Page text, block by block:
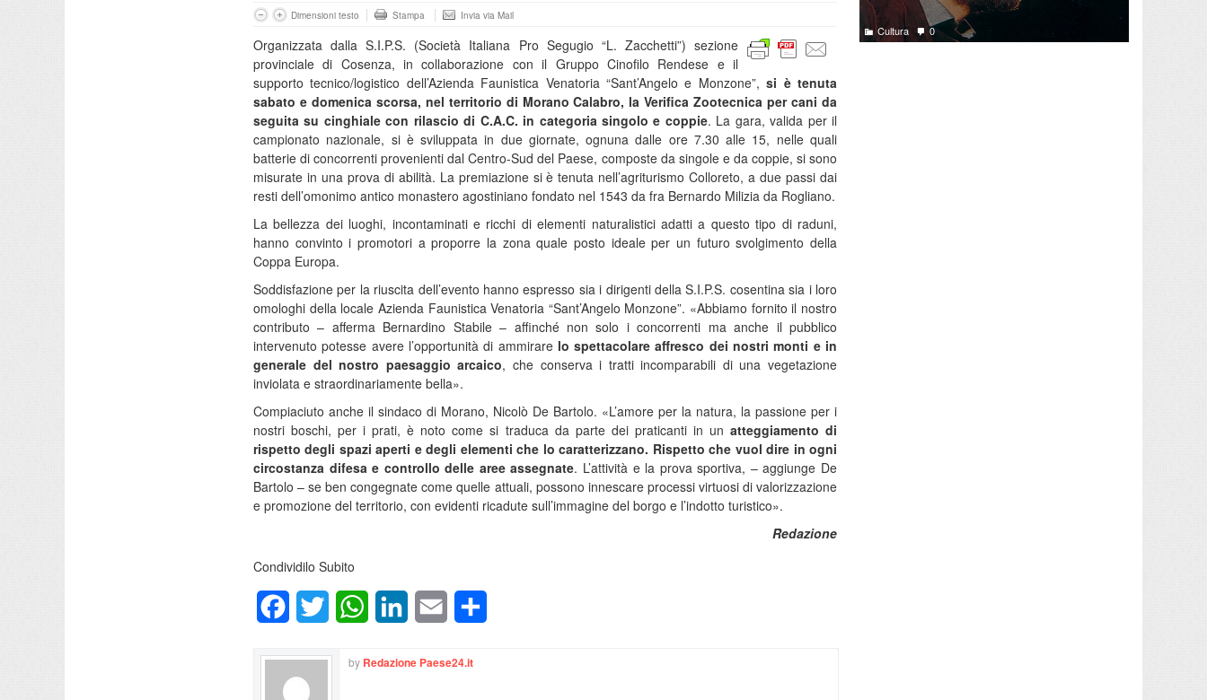
Dimensioni testo Stampa Invia via Mail
Organizzata dalla S.I.P.S. (Società Italiana Pro Segugio “L. Zacchetti”) sezione
provinciale di Cosenza, in collaborazione con il Gruppo Cinofilo Rendese e il
supporto tecnico/logistico dell’Azienda Faunistica Venatoria “Sant’Angelo e Monzone”,si è tenuta
sabato e domenica scorsa, nel territorio di Morano Calabro, la Verifica Zootecnica per cani da
seguita su cinghiale con rilascio di C.A.C. in categoria singolo e coppie. La gara, valida per il
campionato nazionale, si è sviluppata in due giornate, ognuna dalle ore 7.30 alle 15, nelle quali
batterie di concorrenti provenienti dal Centro-Sud del Paese, composte da singole e da coppie, si sono
misurate in una prova di abilità. La premiazione si è tenuta nell’agriturismo Colloreto, a due passi dai
resti dell’omonimo antico monastero agostiniano fondato nel 1543 da fra Bernardo Milizia da Rogliano.
La bellezza dei luoghi, incontaminati e ricchi di elementi naturalistici adatti a questo tipo di raduni,
hanno convinto i promotori a proporre la zona quale posto ideale per un futuro svolgimento della
Coppa Europa.
Soddisfazione per la riuscita dell’evento hanno espresso sia i dirigenti della S.I.P.S. cosentina sia i loro
omologhi della locale Azienda Faunistica Venatoria “Sant’Angelo Monzone”. «Abbiamo fornito il nostro
contributo – afferma Bernardino Stabile – affinché non solo i concorrenti ma anche il pubblico
intervenuto potesse avere l’opportunità di ammirarelo spettacolare affresco dei nostri monti e in
generale del nostro paesaggio arcaico, che conserva i tratti incomparabili di una vegetazione
inviolata e straordinariamente bella».
Compiaciuto anche il sindaco di Morano, Nicolò De Bartolo. «L’amore per la natura, la passione per i
nostri boschi, per i prati, è noto come si traduca da parte dei praticanti in un atteggiamento di
rispetto degli spazi aperti e degli elementi che lo caratterizzano. Rispetto che vuol dire in ogni
circostanza difesa e controllo delle aree assegnate. L’attività e la prova sportiva, – aggiunge De
Bartolo – se ben congegnate come quelle attuali, possono innescare processi virtuosi di valorizzazione
e promozione del territorio, con evidenti ricadute sull’immagine del borgo e l’indotto turistico».
Redazione
Condividilo Subito
FacebookTwitter WhatsAppLinkedInEmail
by Redazione Paese24.it
Cultura 0